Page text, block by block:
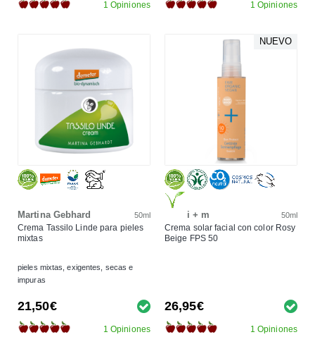
1 Opiniones 1 Opiniones
Martina Gebhard 50ml
Crema Tassilo Linde para pieles
mixtas
pieles mixtas, exigentes, secas e
impuras
21,50€
1 Opiniones
NUEVO
i + m 50ml
Crema solar facial con color Rosy
Beige FPS 50
26,95€
1 Opiniones